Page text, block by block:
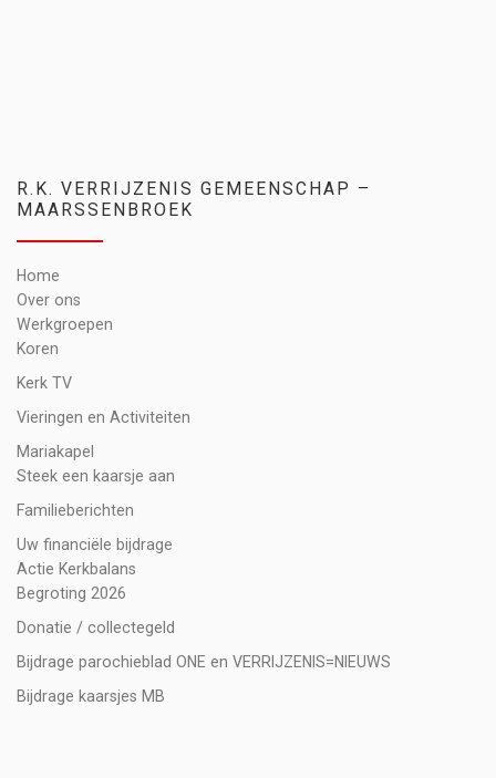
R.K. VERRIJZENIS GEMEENSCHAP –
MAARSSENBROEK
Home
Over ons
Werkgroepen
Koren
Kerk TV
Vieringen en Activiteiten
Mariakapel
Steek een kaarsje aan
Familieberichten
Uw financiële bijdrage
Actie Kerkbalans
Begroting 2026
Donatie / collectegeld
Bijdrage parochieblad ONE en VERRIJZENIS=NIEUWS
Bijdrage kaarsjes MB